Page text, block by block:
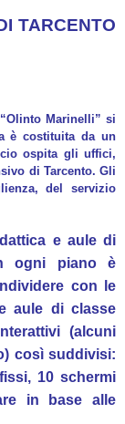
TARCENTO
Marinelli” si
è costituita da un
ospita gli uffici,
di Tarcento. Gli
del servizio
e aule di
ogni piano è
con le
aule di classe
(alcuni
così suddivisi:
10 schermi
in base alle